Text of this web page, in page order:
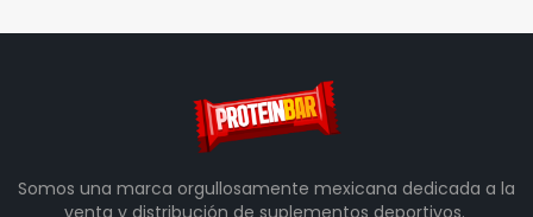
Somos una marca orgullosamente mexicana dedicada a la
venta y distribución de suplementos deportivos.